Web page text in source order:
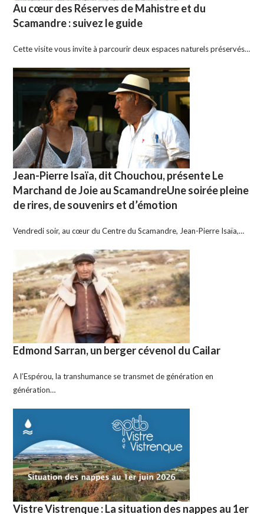
Au cœur des Réserves de Mahistre et du
Scamandre : suivez le guide
Cette visite vous invite à parcourir deux espaces naturels préservés…
Jean-Pierre Isaïa, dit Chouchou, présente Le
Marchand de Joie au ScamandreUne soirée pleine
de rires, de souvenirs et d’émotion
Vendredi soir, au cœur du Centre du Scamandre, Jean-Pierre Isaïa,…
Edmond Sarran, un berger cévenol du Cailar
A l’Espérou, la transhumance se transmet de génération en
génération…
Vistre Vistrenque : La situation des nappes au 1er